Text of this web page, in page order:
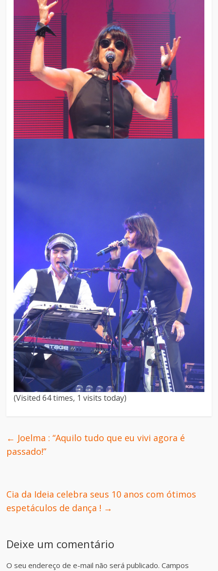
(Visited 64 times, 1 visits today)
← Joelma : “Aquilo tudo que eu vivi agora é
passado!”
Cia da Ideia celebra seus 10 anos com ótimos
espetáculos de dança ! →
Deixe um comentário
O seu endereço de e-mail não será publicado. Campos